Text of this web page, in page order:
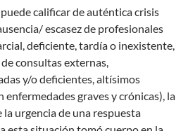
calificar de auténtica crisis
escasez de profesionales
deficiente, tardía o inexistente,
consultas externas,
y/o deficientes, altísimos
enfermedades graves y crónicas), la
urgencia de una respuesta